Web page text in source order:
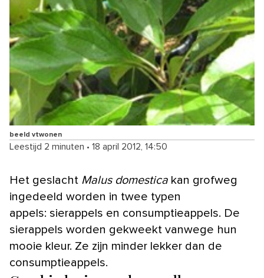
beeld vtwonen
Leestijd 2 minuten • 18 april 2012, 14:50
Het geslacht Malus domestica kan grofweg
ingedeeld worden in twee typen
appels: sierappels en consumptieappels. De
sierappels worden gekweekt vanwege hun
mooie kleur. Ze zijn minder lekker dan de
consumptieappels.